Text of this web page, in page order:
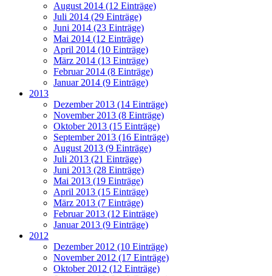
August 2014 (12 Einträge)
Juli 2014 (29 Einträge)
Juni 2014 (23 Einträge)
Mai 2014 (12 Einträge)
April 2014 (10 Einträge)
März 2014 (13 Einträge)
Februar 2014 (8 Einträge)
Januar 2014 (9 Einträge)
2013
Dezember 2013 (14 Einträge)
November 2013 (8 Einträge)
Oktober 2013 (15 Einträge)
September 2013 (16 Einträge)
August 2013 (9 Einträge)
Juli 2013 (21 Einträge)
Juni 2013 (28 Einträge)
Mai 2013 (19 Einträge)
April 2013 (15 Einträge)
März 2013 (7 Einträge)
Februar 2013 (12 Einträge)
Januar 2013 (9 Einträge)
2012
Dezember 2012 (10 Einträge)
November 2012 (17 Einträge)
Oktober 2012 (12 Einträge)